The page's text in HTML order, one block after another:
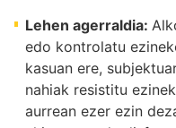
Lehen agerraldia:
edo kontrolatu
kasuan ere,
nahiak resistitu
aurrean ezer ezin